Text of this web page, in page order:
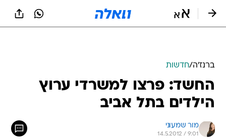
ברנז'ה/חדשות
החשד: פרצו למשרדי ערוץ
הילדים בתל אביב
מור שמעוני
14.5.2012 / 9:01